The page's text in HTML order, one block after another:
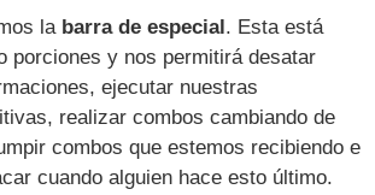
la barra de especial . Esta está
porciones y nos permitirá desatar
ejecutar nuestras
realizar combos cambiando de
combos que estemos recibiendo e
cuando alguien hace esto último.